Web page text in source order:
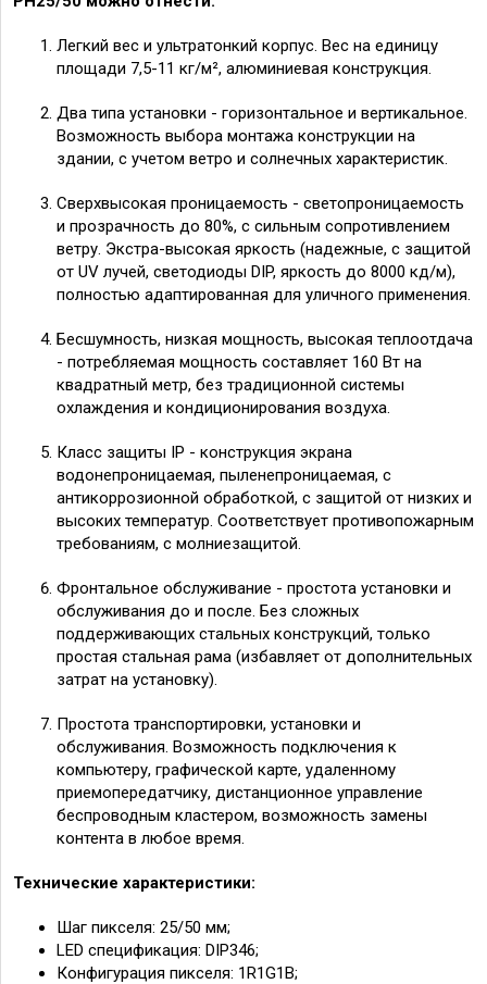
Легкий вес и ультратонкий корпус. Вес на единицу
площади 7,5-11 кг/м², алюминиевая конструкция.
Два типа установки - горизонтальное и вертикальное.
Возможность выбора монтажа конструкции на
здании, с учетом ветро и солнечных характеристик.
Сверхвысокая проницаемость - светопроницаемость
и прозрачность до 80%, с сильным сопротивлением
ветру. Экстра-высокая яркость (надежные, с защитой
от UV лучей, светодиоды DIP, яркость до 8000 кд/м),
полностью адаптированная для уличного применения.
Бесшумность, низкая мощность, высокая теплоотдача
- потребляемая мощность составляет 160 Вт на
квадратный метр, без традиционной системы
охлаждения и кондиционирования воздуха.
Класс защиты IP - конструкция экрана
водонепроницаемая, пыленепроницаемая, с
антикоррозионной обработкой, с защитой от низких и
высоких температур. Соответствует противопожарным
требованиям, с молниезащитой.
Фронтальное обслуживание - простота установки и
обслуживания до и после. Без сложных
поддерживающих стальных конструкций, только
простая стальная рама (избавляет от дополнительных
затрат на установку).
Простота транспортировки, установки и
обслуживания. Возможность подключения к
компьютеру, графической карте, удаленному
приемопередатчику, дистанционное управление
беспроводным кластером, возможность замены
контента в любое время.
Технические характеристики:
Шаг пикселя: 25/50 мм;
LED спецификация: DIP346;
Конфигурация пикселя: 1R1G1B;